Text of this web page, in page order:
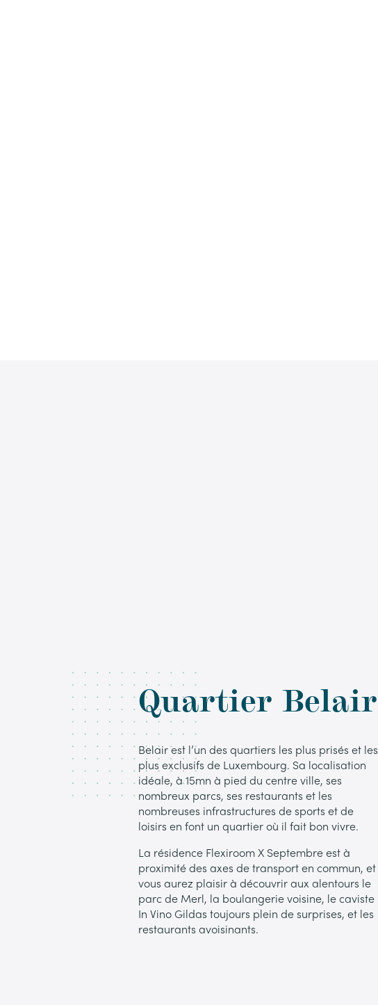
Quartier Belair
Belair est l’un des quartiers les plus prisés et les
plus exclusifs de Luxembourg. Sa localisation
idéale, à 15mn à pied du centre ville, ses
nombreux parcs, ses restaurants et les
nombreuses infrastructures de sports et de
loisirs en font un quartier où il fait bon vivre.
La résidence Flexiroom X Septembre est à
proximité des axes de transport en commun, et
vous aurez plaisir à découvrir aux alentours le
parc de Merl, la boulangerie voisine, le caviste
In Vino Gildas toujours plein de surprises, et les
restaurants avoisinants.